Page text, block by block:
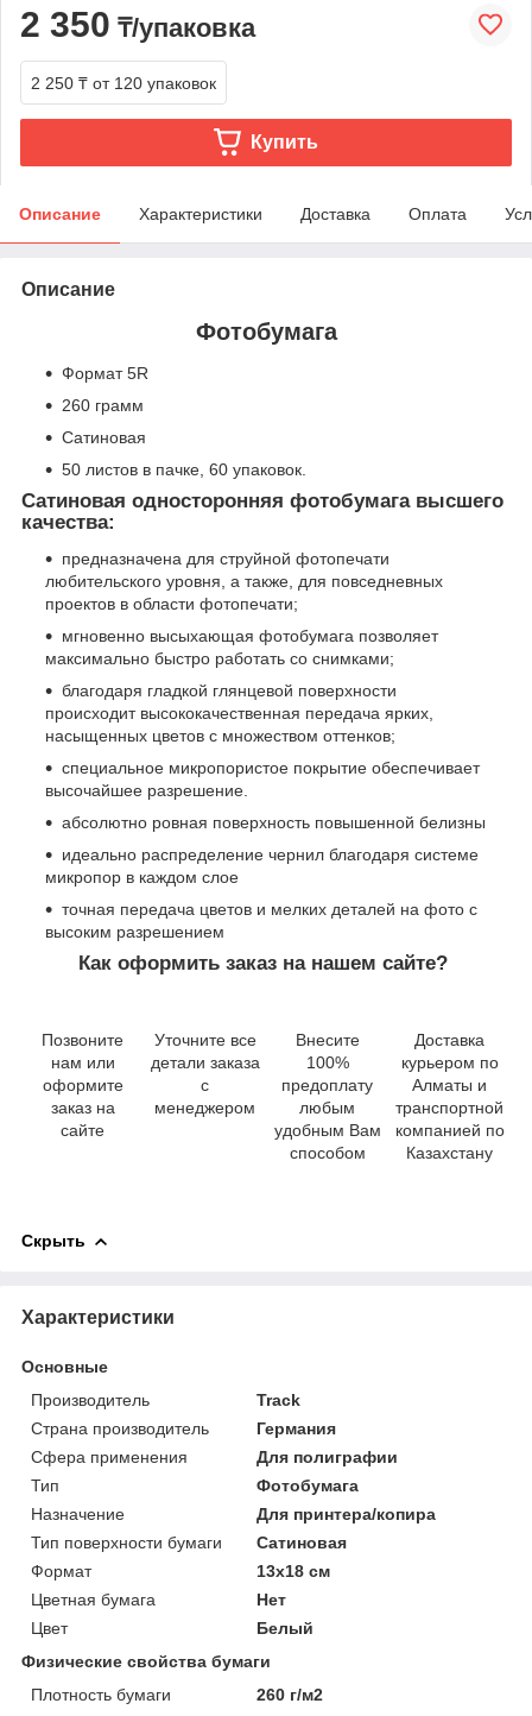
2 350 ₸/упаковка
2 250 ₸ от 120 упаковок
Купить
Описание Характеристики Доставка Оплата
Описание
Фотобумага
Формат 5R
260 грамм
Сатиновая
50 листов в пачке, 60 упаковок.
Сатиновая односторонняя фотобумага высшего
качества:
предназначена для струйной фотопечати
любительского уровня, а также, для повседневных
проектов в области фотопечати;
мгновенно высыхающая фотобумага позволяет
максимально быстро работать со снимками;
благодаря гладкой глянцевой поверхности
происходит высококачественная передача ярких,
насыщенных цветов с множеством оттенков;
специальное микропористое покрытие обеспечивает
высочайшее разрешение.
абсолютно ровная поверхность повышенной белизны
идеально распределение чернил благодаря системе
микропор в каждом слое
точная передача цветов и мелких деталей на фото с
высоким разрешением
Как оформить заказ на нашем сайте?
Позвоните
нам или
оформите
заказ на
сайте
Уточните все
детали заказа
с
менеджером
Внесите
100%
предоплату
любым
удобным Вам
способом
Доставка
курьером по
Алматы и
транспортной
компанией по
Казахстану
Скрыть
Характеристики
Основные
Производитель
Track
Страна производитель
Германия
Сфера применения
Для полиграфии
Тип
Фотобумага
Назначение
Для принтера/копира
Тип поверхности бумаги
Сатиновая
Формат
13x18 см
Цветная бумага
Нет
Цвет
Белый
Физические свойства бумаги
Плотность бумаги
260 г/м2